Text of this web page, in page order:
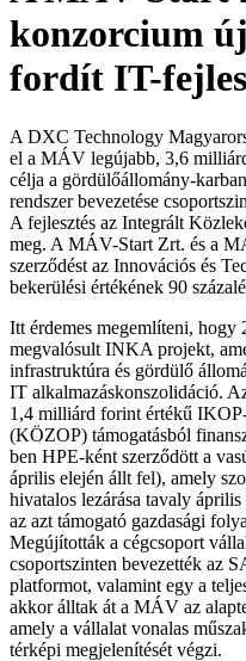
konzorcium
fordít IT-
A DXC Technology
el a MÁV legújabb, 3,6
célja a gördülőállomány-
rendszer bevezetése
A fejlesztés az Integrált
meg. A MÁV-Start Zrt. és a
szerződést az Innovációs és
bekerülési értékének 90
Itt érdemes megemlíteni,
megvalósult INKA projekt,
infrastruktúra és gördülő
IT alkalmazáskonszolidáció.
1,4 milliárd forint értékű
(KÖZOP) támogatásból
ben HPE-ként szerződött a
április elején állt fel), amely
hivatalos lezárása tavaly
az azt támogató gazdasági
Megújították a cégcsoport
csoportszinten bevezették az
platformot, valamint egy a
akkor álltak át a MÁV az
amely a vállalat vonalas
térképi megjelenítését végzi.